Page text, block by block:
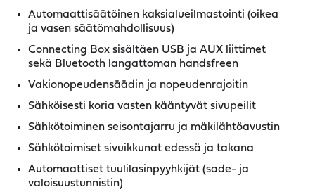
Automaattisäätöinen kaksialueilmastointi (oikea
ja vasen säätömahdollisuus)
Connecting Box sisältäen USB ja AUX liittimet
sekä Bluetooth langattoman handsfreen
Vakionopeudensäädin ja nopeudenrajoitin
Sähköisesti koria vasten kääntyvät sivupeilit
Sähkötoiminen seisontajarru ja mäkilähtöavustin
Sähkötoimiset sivuikkunat edessä ja takana
Automaattiset tuulilasinpyyhkijät (sade- ja
valoisuustunnistin)